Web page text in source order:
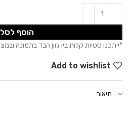
הוסף לסל
Add to wishlist
תיאור